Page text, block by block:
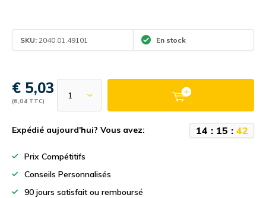
SKU: 2040.01.49101 En stock
€ 5,03
(6,04 TTC)
Expédié aujourd'hui? Vous avez: 14 : 15 : 42
Prix Compétitifs
Conseils Personnalisés
90 jours satisfait ou remboursé